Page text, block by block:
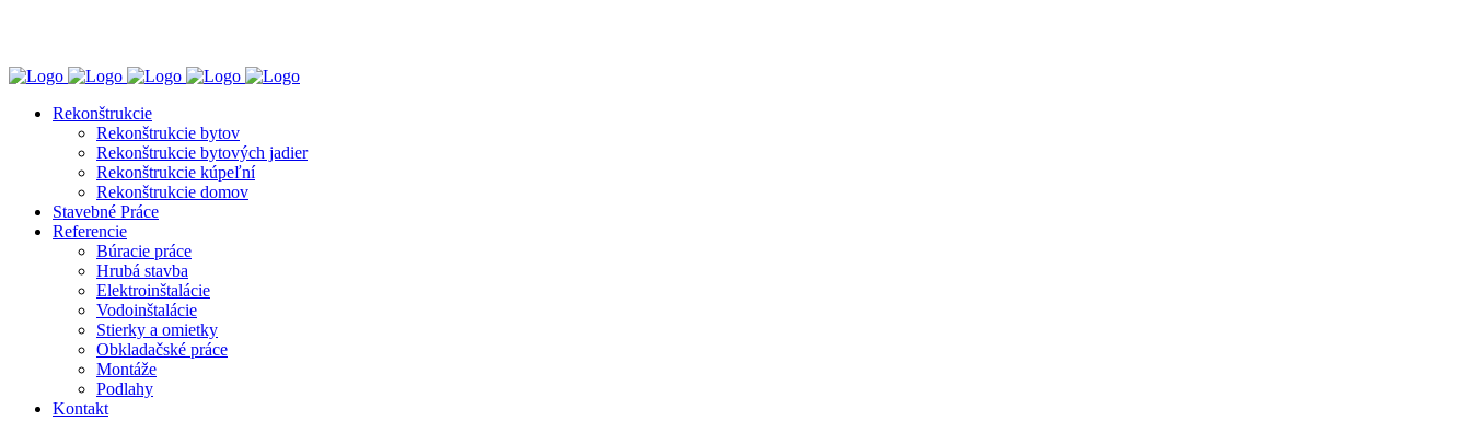
Rekonštrukcie
Rekonštrukcie bytov
Rekonštrukcie bytových jadier
Rekonštrukcie kúpeľní
Rekonštrukcie domov
Stavebné Práce
Referencie
Búracie práce
Hrubá stavba
Elektroinštalácie
Vodoinštalácie
Stierky a omietky
Obkladačské práce
Montáže
Podlahy
Kontakt